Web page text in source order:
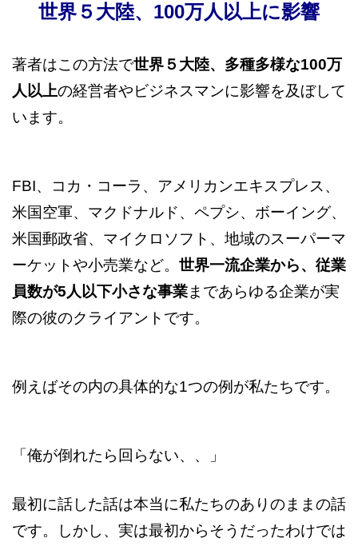
世界５大陸、100万人以上に影響
著者はこの方法で世界５大陸、多種多様な100万
人以上の経営者やビジネスマンに影響を及ぼして
います。
FBI、コカ・コーラ、アメリカンエキスプレス、
米国空軍、マクドナルド、ペプシ、ボーイング、
米国郵政省、マイクロソフト、地域のスーパーマ
ーケットや小売業など。 世界一流企業から、従業
員数が5人以下小さな事業まであらゆる企業が実
際の彼のクライアントです。
例えばその内の具体的な1つの例が私たちです。
「俺が倒れたら回らない、、」
最初に話した話は本当に私たちのありのままの話
です。しかし、実は最初からそうだったわけでは